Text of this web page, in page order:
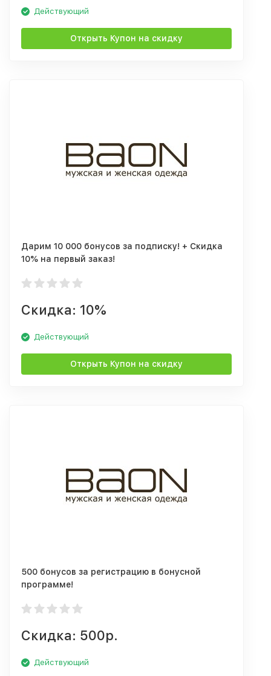
Действующий
Открыть Купон на скидку
Дарим 10 000 бонусов за подписку! + Скидка
10% на первый заказ!
Скидка: 10%
Действующий
Открыть Купон на скидку
500 бонусов за регистрацию в бонусной
программе!
Скидка: 500р.
Действующий